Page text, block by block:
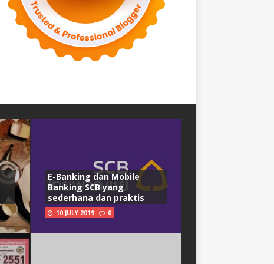
E-Banking dan Mobile
Banking SCB yang
sederhana dan praktis
10 JULY 2019 0